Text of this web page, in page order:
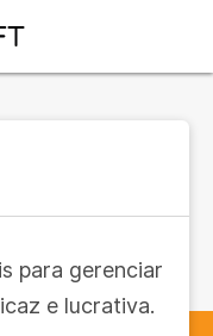
para gerenciar
e lucrativa.